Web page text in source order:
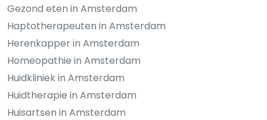
Gezond eten in Amsterdam
Haptotherapeuten in Amsterdam
Herenkapper in Amsterdam
Homeopathie in Amsterdam
Huidkliniek in Amsterdam
Huidtherapie in Amsterdam
Huisartsen in Amsterdam